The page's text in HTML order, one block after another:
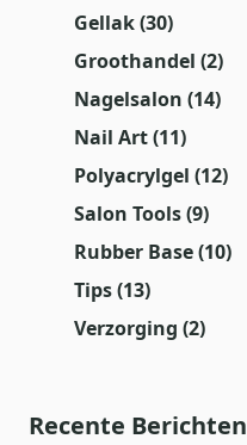
Gellak(30)
Groothandel (2)
Nagelsalon (14)
Nail Art(11)
Polyacrylgel (12)
Salon Tools(9)
Rubber Base(10)
Tips(13)
Verzorging (2)
Recente Berichten